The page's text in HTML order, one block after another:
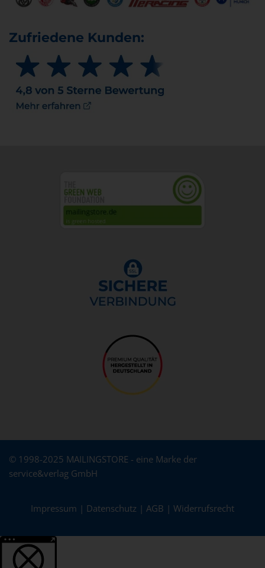
Zufriedene Kunden:
© 1998-2025 MAILINGSTORE - eine Marke der
service&verlag GmbH
Impressum | Datenschutz | AGB | Widerrufsrecht
Weitere Informationen über den gesperrten Inhalt.